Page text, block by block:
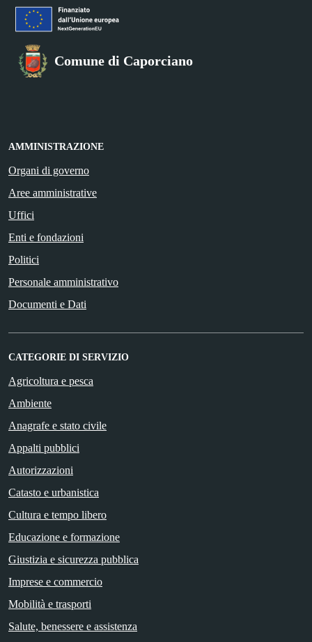
Comune di Caporciano
AMMINISTRAZIONE
Organi di governo
Aree amministrative
Uffici
Enti e fondazioni
Politici
Personale amministrativo
Documenti e Dati
CATEGORIE DI SERVIZIO
Agricoltura e pesca
Ambiente
Anagrafe e stato civile
Appalti pubblici
Autorizzazioni
Catasto e urbanistica
Cultura e tempo libero
Educazione e formazione
Giustizia e sicurezza pubblica
Imprese e commercio
Mobilità e trasporti
Salute, benessere e assistenza